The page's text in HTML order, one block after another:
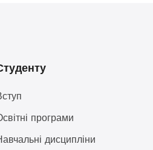
програми
дисципліни